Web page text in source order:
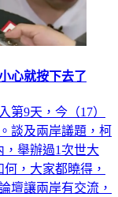
心就按下去了
第9天，今（17）
談及兩岸議題，柯
舉辦過1次世大
，大家都曉得，
壇讓兩岸有交流，